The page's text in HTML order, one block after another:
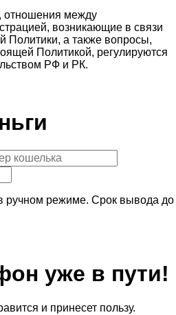
отношения между
возникающие в связи
Политики, а также вопросы,
Политикой, регулируются
РФ и РК.
ручном режиме. Срок вывода до
уже в пути!
и принесет пользу.